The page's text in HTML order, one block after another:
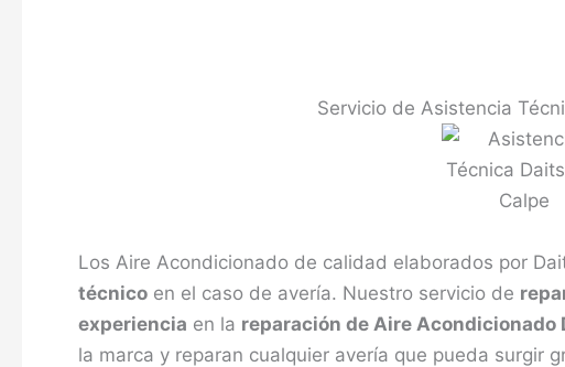
Servicio de Asistencia
Los Aire Acondicionado de calidad elaborados por
técnico en el caso de avería. Nuestro servicio de
experiencia en la reparación de Aire Acondicionado
la marca y reparan cualquier avería que pueda surgir